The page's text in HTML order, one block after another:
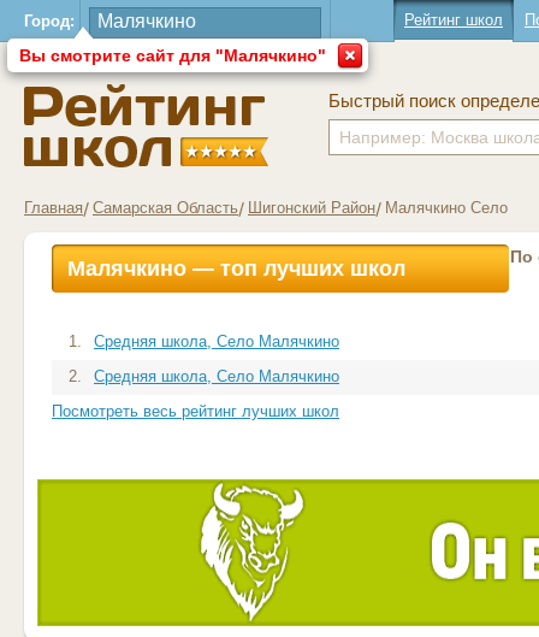
Город:
Вы смотрите сайт для "Малячкино"
Рейтинг школ
Быстрый поиск
Главная Самарская Область Шигонский Район Малячкино Село
Малячкино — топ лучших школ По
1.
Средняя школа, Село Малячкино
2.
Средняя школа, Село Малячкино
Посмотреть весь рейтинг лучших школ